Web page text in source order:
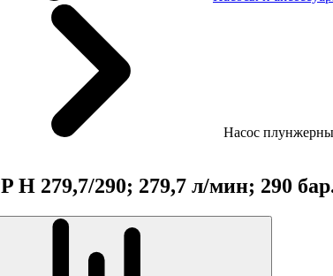
Насос
279,7/290; 279,7 л/мин; 290